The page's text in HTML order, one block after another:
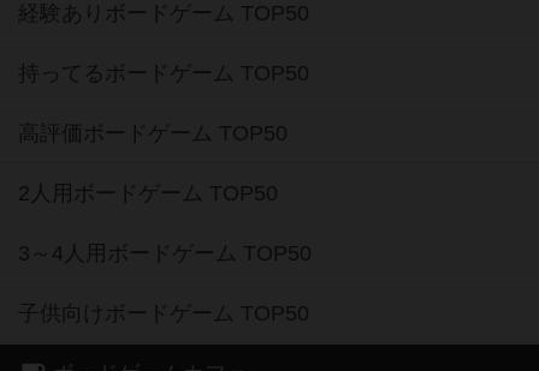
経験ありボードゲーム TOP50
持ってるボードゲーム TOP50
高評価ボードゲーム TOP50
2人用ボードゲーム TOP50
3～4人用ボードゲーム TOP50
子供向けボードゲーム TOP50